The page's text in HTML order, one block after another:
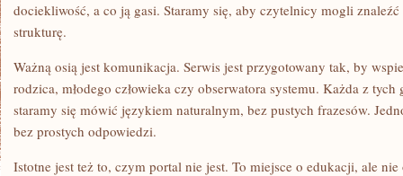
dociekliwość, a co ją gasi. Staramy się, aby czytelnicy mogli
strukturę.
Ważną osią jest komunikacja. Serwis jest przygotowany tak, by
rodzica, młodego człowieka czy obserwatora systemu. Każda z
staramy się mówić językiem naturalnym, bez pustych frazesów.
bez prostych odpowiedzi.
Istotne jest też to, czym portal nie jest. To miejsce o edukacji, ale